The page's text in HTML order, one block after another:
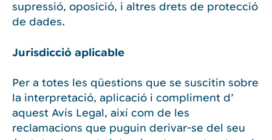
supressió, oposició, i altres drets de protecció
de dades.
Jurisdicció aplicable
Per a totes les qüestions que se suscitin sobre
la interpretació, aplicació i compliment d’
aquest Avís Legal, així com de les
reclamacions que puguin derivar-se del seu